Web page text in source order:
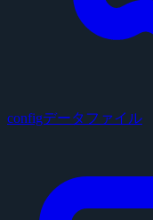
configデータファイル